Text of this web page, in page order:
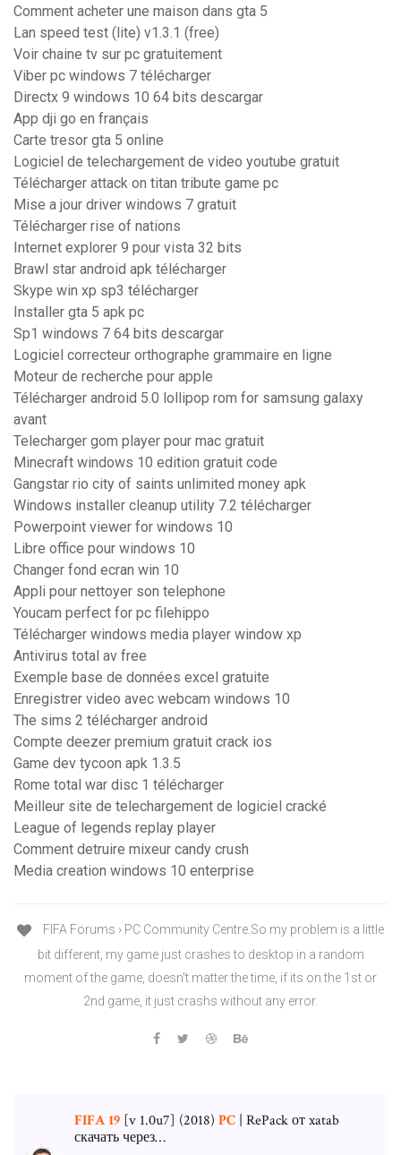
Comment acheter une maison dans gta 5
Lan speed test (lite) v1.3.1 (free)
Voir chaine tv sur pc gratuitement
Viber pc windows 7 télécharger
Directx 9 windows 10 64 bits descargar
App dji go en français
Carte tresor gta 5 online
Logiciel de telechargement de video youtube gratuit
Télécharger attack on titan tribute game pc
Mise a jour driver windows 7 gratuit
Télécharger rise of nations
Internet explorer 9 pour vista 32 bits
Brawl star android apk télécharger
Skype win xp sp3 télécharger
Installer gta 5 apk pc
Sp1 windows 7 64 bits descargar
Logiciel correcteur orthographe grammaire en ligne
Moteur de recherche pour apple
Télécharger android 5.0 lollipop rom for samsung galaxy
avant
Telecharger gom player pour mac gratuit
Minecraft windows 10 edition gratuit code
Gangstar rio city of saints unlimited money apk
Windows installer cleanup utility 7.2 télécharger
Powerpoint viewer for windows 10
Libre office pour windows 10
Changer fond ecran win 10
Appli pour nettoyer son telephone
Youcam perfect for pc filehippo
Télécharger windows media player window xp
Antivirus total av free
Exemple base de données excel gratuite
Enregistrer video avec webcam windows 10
The sims 2 télécharger android
Compte deezer premium gratuit crack ios
Game dev tycoon apk 1.3.5
Rome total war disc 1 télécharger
Meilleur site de telechargement de logiciel cracké
League of legends replay player
Comment detruire mixeur candy crush
Media creation windows 10 enterprise
FIFA Forums › PC Community Centre.So my problem is a little
bit different, my game just crashes to desktop in a random
moment of the game, doesn't matter the time, if its on the 1st or
2nd game, it just crashs without any error.
FIFA19 [v 1.0u7] (2018) PC | RePack от xatab
скачать через…